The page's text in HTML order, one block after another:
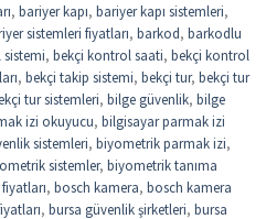
, bariyer kapı, bariyer kapı sistemleri,
sistemleri fiyatları, barkod, barkodlu
, bekçi kontrol saati, bekçi kontrol
, bekçi takip sistemi, bekçi tur, bekçi tur
tur sistemleri, bilge güvenlik, bilge
izi okuyucu, bilgisayar parmak izi
sistemleri, biyometrik parmak izi,
sistemler, biyometrik tanıma
, bosch kamera, bosch kamera
, bursa güvenlik şirketleri, bursa